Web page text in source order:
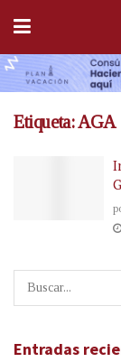
Etiqueta:AGA
Entradas